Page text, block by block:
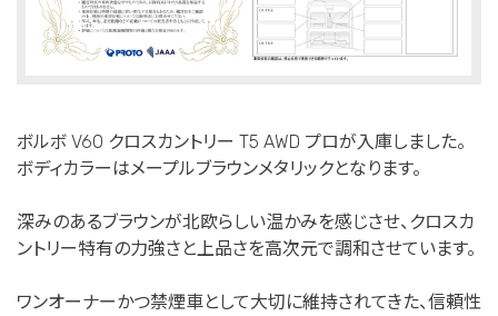
ボルボ V60 クロスカントリー T5 AWD プロが入庫しました。
ボディカラーはメープルブラウンメタリックとなります。
深みのあるブラウンが北欧らしい温かみを感じさせ、クロスカ
ントリー特有の力強さと上品さを高次元で調和させています。
ワンオーナーかつ禁煙車として大切に維持されてきた、信頼性